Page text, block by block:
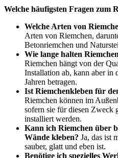
Welche häufigsten Fragen zum
Welche Arten von
Arten von Riemchen,
Betonriemchen und
Wie lange halten
Riemchen hängt von der
Installation ab, kann aber in
Jahren betragen.
Ist Riemchenkleben für
Riemchen können im
sofern sie für diesen Zweck
installiert werden.
Kann ich Riemchen über
Wände kleben? Ja, das ist
sauber, glatt und eben ist.
Benötige ich spezielles